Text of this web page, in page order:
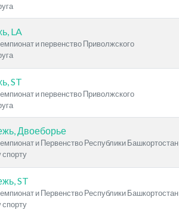
LA
и первенство Приволжского
ST
и первенство Приволжского
Двоеборье
и Первенство Республики Башкортостан
спорту
ST
и Первенство Республики Башкортостан
спорту